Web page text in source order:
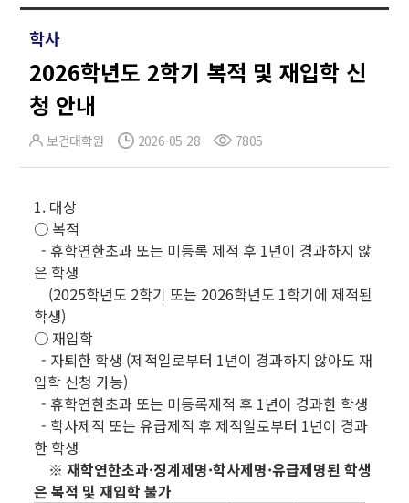
학사
2026학년도 2학기 복적 및 재입학 신
청 안내
보건대학원 2026-05-28 7805
1. 대상
○ 복적
- 휴학연한초과 또는 미등록 제적 후 1년이 경과하지 않
은 학생
(2025학년도 2학기 또는 2026학년도 1학기에 제적된
학생)
○ 재입학
- 자퇴한 학생 (제적일로부터 1년이 경과하지 않아도 재
입학 신청 가능)
- 휴학연한초과 또는 미등록제적 후 1년이 경과한 학생
- 학사제적 또는 유급제적 후 제적일로부터 1년이 경과
한 학생
※ 재학연한초과·징계제명·학사제명·유급제명된 학생
은 복적 및 재입학 불가